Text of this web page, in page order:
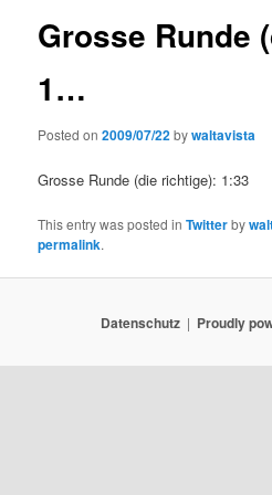
Grosse Runde
1…
Posted on2009/07/22bywaltavista
Grosse Runde (die richtige): 1:33
This entry was posted inTwitterby
permalink.
Datenschutz Proudly